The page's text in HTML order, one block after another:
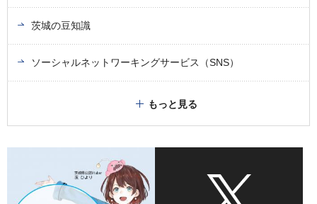
茨城の豆知識
ソーシャルネットワーキングサービス（SNS）
もっと見る